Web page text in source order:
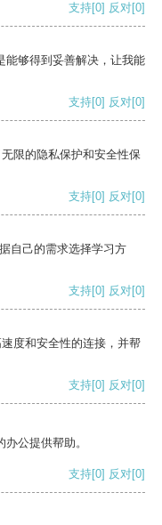
支持[0] 反对[0]
能够得到妥善解决，让我能
支持[0] 反对[0]
限的隐私保护和安全性保
支持[0] 反对[0]
自己的需求选择学习方
支持[0] 反对[0]
度和安全性的连接，并帮
支持[0] 反对[0]
公提供帮助。
支持[0] 反对[0]